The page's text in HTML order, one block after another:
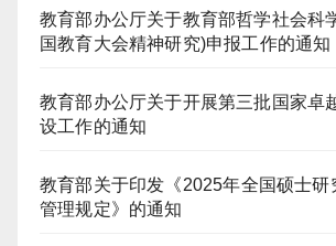
教育部办公厅关于教育部哲学社会科
国教育大会精神研究)申报工作的通知
教育部办公厅关于开展第三批国家卓
设工作的通知
教育部关于印发《2025年全国硕士研
管理规定》的通知